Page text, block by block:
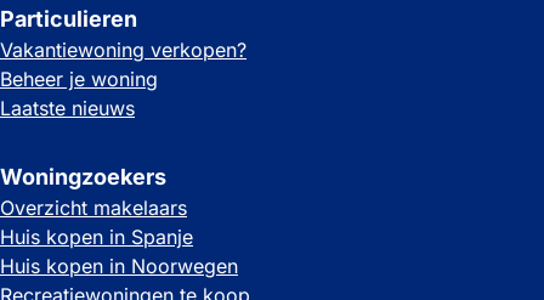
Particulieren
Vakantiewoning verkopen?
Beheer je woning
Laatste nieuws
Woningzoekers
Overzicht makelaars
Huis kopen in Spanje
Huis kopen in Noorwegen